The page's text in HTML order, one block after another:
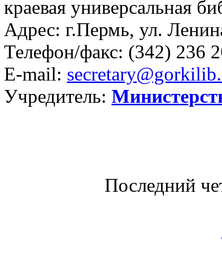
краевая универсальная
Адрес: г.Пермь, ул.
Телефон/факс: (342) 236
E-mail:
Учредитель:
Последний